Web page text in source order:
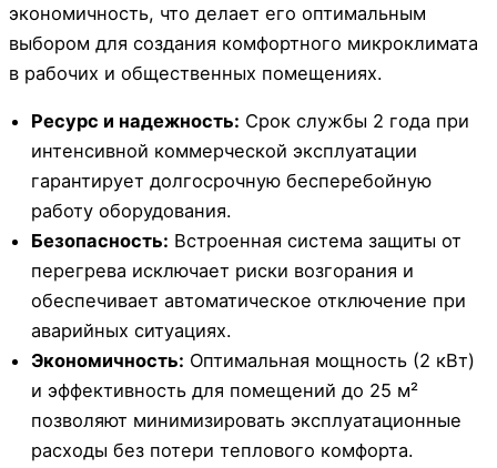
экономичность, что делает его оптимальным
выбором для создания комфортного микроклимата
в рабочих и общественных помещениях.
Ресурс и надежность: Срок службы 2 года при
интенсивной коммерческой эксплуатации
гарантирует долгосрочную бесперебойную
работу оборудования.
Безопасность: Встроенная система защиты от
перегрева исключает риски возгорания и
обеспечивает автоматическое отключение при
аварийных ситуациях.
Экономичность: Оптимальная мощность (2 кВт)
и эффективность для помещений до 25 м²
позволяют минимизировать эксплуатационные
расходы без потери теплового комфорта.